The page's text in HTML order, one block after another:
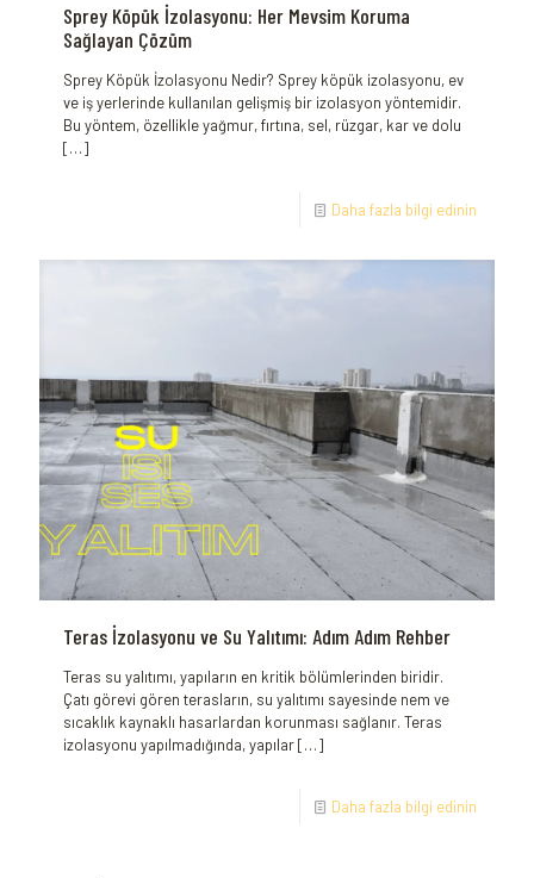
Sprey Köpük İzolasyonu: Her Mevsim Koruma
Sağlayan Çözüm
Sprey Köpük İzolasyonu Nedir? Sprey köpük izolasyonu, ev
ve iş yerlerinde kullanılan gelişmiş bir izolasyon yöntemidir.
Bu yöntem, özellikle yağmur, fırtına, sel, rüzgar, kar ve dolu
[…]
Daha fazla bilgi edinin
Teras İzolasyonu ve Su Yalıtımı: Adım Adım Rehber
Teras su yalıtımı, yapıların en kritik bölümlerinden biridir.
Çatı görevi gören terasların, su yalıtımı sayesinde nem ve
sıcaklık kaynaklı hasarlardan korunması sağlanır. Teras
izolasyonu yapılmadığında, yapılar[…]
Daha fazla bilgi edinin